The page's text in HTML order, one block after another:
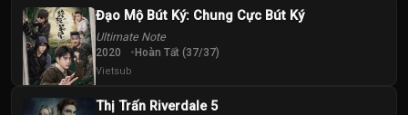
Đạo Mộ Bút Ký: Chung Cực Bút Ký
Ultimate Note
2020 Hoàn Tất (37/37)
Vietsub
Thị Trấn Riverdale 5